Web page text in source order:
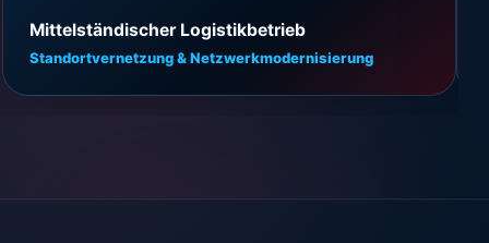
Mittelständischer Logistikbetrieb
Standortvernetzung & Netzwerkmodernisierung